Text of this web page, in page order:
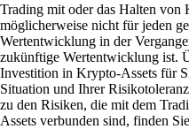
Trading mit oder das Halten
möglicherweise nicht für jeden
Wertentwicklung in der
zukünftige Wertentwicklung ist.
Investition in Krypto-Assets für
Situation und Ihrer
zu den Risiken, die mit dem
Assets verbunden sind, finden Sie